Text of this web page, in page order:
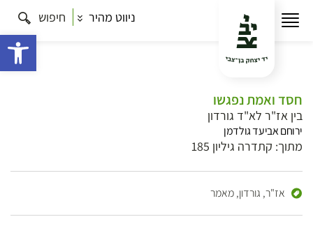
ניווט מהיר חיפוש
חסד ואמת נפגשו
בין אז"ר לא"ד גורדון
ירוחם אביעד גולדמן
מתוך: קתדרה גיליון 185
אז"ר, גורדון,מאמר